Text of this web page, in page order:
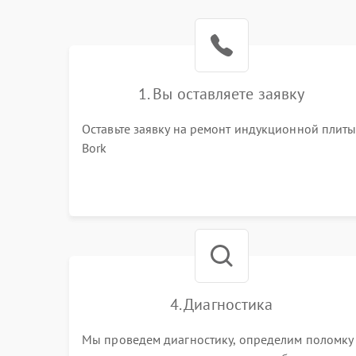
1. Вы оставляете заявку
Оставьте заявку на ремонт индукционной плиты
Bork
4. Диагностика
Мы проведем диагностику, определим поломку